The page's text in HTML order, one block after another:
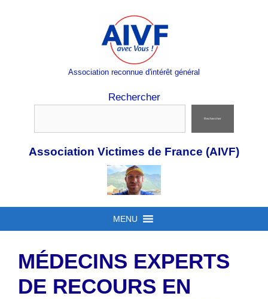
Association reconnue d'intérêt général
Rechercher
Rechercher
Association Victimes de France (AIVF)
MENU
MÉDECINS EXPERTS
DE RECOURS EN